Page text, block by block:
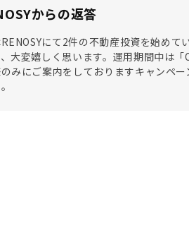
からの返答
にて2件の不動産投資を始め
大変嬉しく思います。運用期間中は
みにご案内をしておりますキャンペ